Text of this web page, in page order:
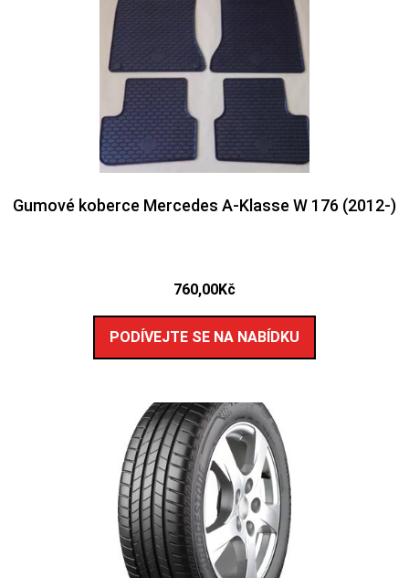
Gumové koberce Mercedes A-Klasse W 176 (2012-)
760,00Kč
PODÍVEJTE SE NA NABÍDKU